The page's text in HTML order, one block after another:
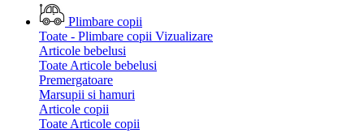
Plimbare copii
Toate - Plimbare copii Vizualizare
Articole bebelusi
Toate Articole bebelusi
Premergatoare
Marsupii si hamuri
Articole copii
Toate Articole copii